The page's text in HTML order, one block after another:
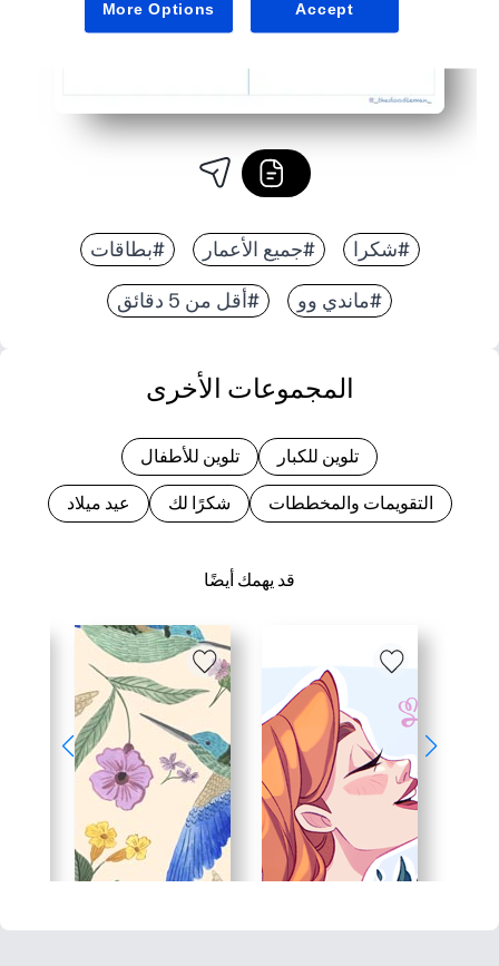
#شكرا #جميع الأعمار #بطاقات
#ماندي وو #أقل من 5 دقائق
قد يهمك أيضًا
المجموعات الأخرى
تلوين للكبار تلوين للأطفال
التقويمات والمخططات شكرًا لك عيد ميلاد
More Options Accept